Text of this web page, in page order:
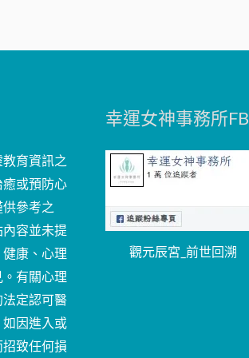
育資訊之
癒或預防心
參考之
容並未提
康、心理
有關心理
定認可醫
如因進入或
致任何損
幸運女神事務所FB
觀元辰宮_前世回溯